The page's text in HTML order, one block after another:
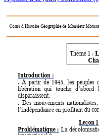
Cours d’Histoire Géographie de Monsieur
Introduction :
. À partir de 1945, les peuples
libération qui touche d’abord
disparaissent.
. Des mouvements nationalistes,
l’indépendance en profitant du
Leçon 1
Problématique : La
Thème 1 :